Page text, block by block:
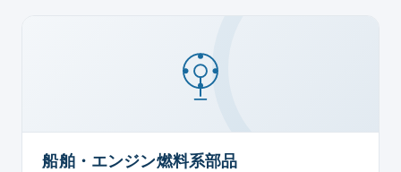
船舶・エンジン燃料系部品